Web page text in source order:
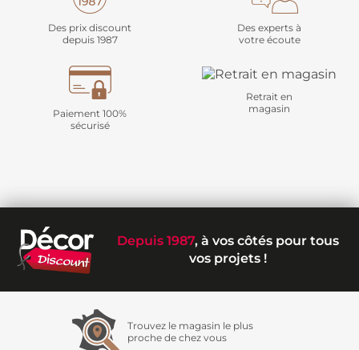
Des prix discount
depuis 1987
Des experts à
votre écoute
Paiement 100%
sécurisé
Retrait en
magasin
Depuis 1987, à vos côtés pour tous
vos projets !
Trouvez le magasin le plus
proche de chez vous